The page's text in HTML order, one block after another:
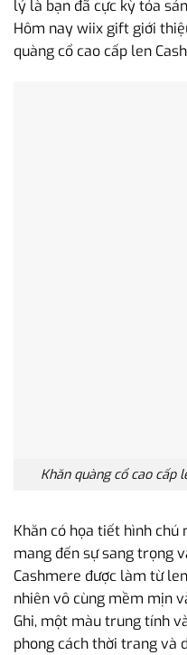
lý là bạn đã cực kỳ tỏa
Hôm nay wiix gift giới
quàng cổ cao cấp len
Khăn quàng cổ cao cấp
Khăn có họa tiết hình
mang đến sự sang trọng
Cashmere được làm từ
nhiên vô cùng mềm mịn
Ghi, một màu trung tính
phong cách thời trang và